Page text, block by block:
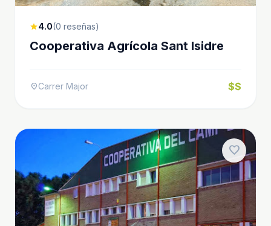
star4.0(0 reseñas)
Cooperativa Agrícola Sant Isidre
location_onCarrer Major $$
favorite